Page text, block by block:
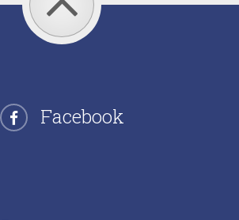
Facebook